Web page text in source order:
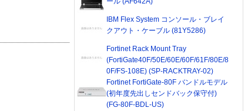
IBM Flex System コンソール・ブレイ
クアウト・ケーブル (81Y5286)
Fortinet Rack Mount Tray
(FortiGate40F/50E/60E/60F/61F/80E/8
0F/FS-108E) (SP-RACKTRAY-02)
Fortinet FortiGate-80F バンドルモデル
(初年度先出しセンドバック保守付)
(FG-80F-BDL-US)